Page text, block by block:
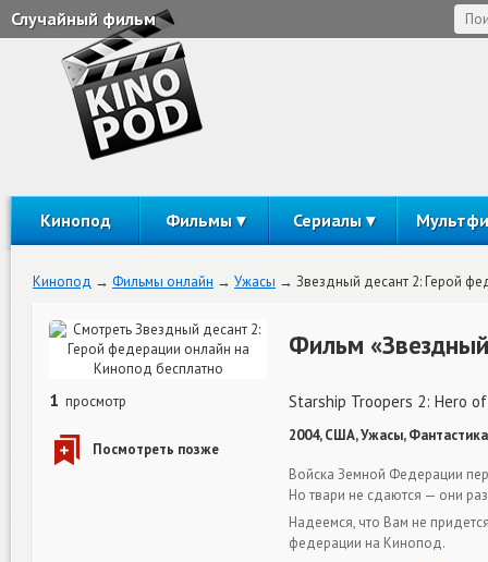
Случайный фильм
Кинопод Фильмы Сериалы
Кинопод Фильмы онлайн Ужасы Звездный десант 2: Герой
1 просмотр
Фильм
Starship Troopers 2: Hero
2004, США, Ужасы,
Войска Земной Федерации
Но твари не cдаются — они
Надеемся, что Вам не
федерации на Кинопод.